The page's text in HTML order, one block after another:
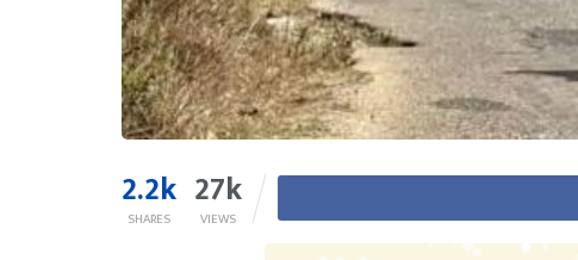
2.2k
SHARES
27k
VIEWS